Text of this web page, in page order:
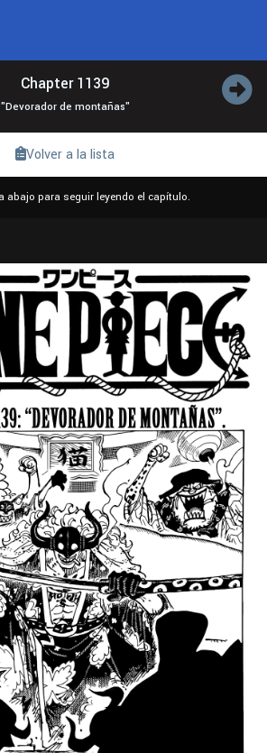
Chapter 1139
"Devorador de montañas"